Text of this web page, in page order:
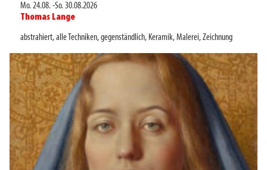
Mo. 24.08.-So. 30.08.2026
Thomas Lange
abstrahiert,alle Techniken,gegenständlich, Keramik,Malerei,Zeichnung